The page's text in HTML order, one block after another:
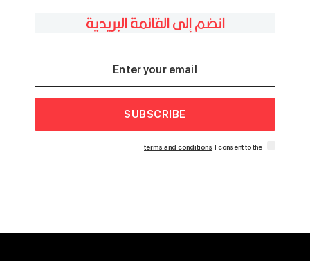
انضم إلى القائمة البريدية
SUBSCRIBE
I consent to the
terms and conditions